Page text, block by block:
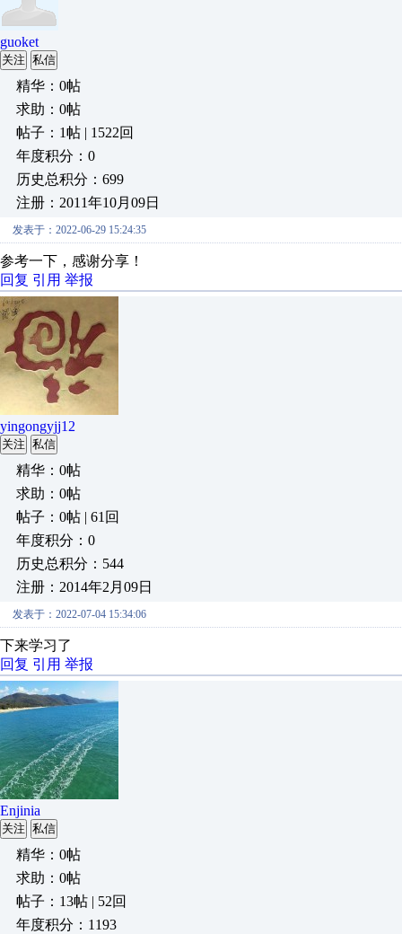
guoket
关注 私信
精华：0帖
求助：0帖
帖子：1帖 | 1522回
年度积分：0
历史总积分：699
注册：2011年10月09日
发表于：2022-06-29 15:24:35
参考一下，感谢分享！
回复 引用 举报
yingongyjj12
关注 私信
精华：0帖
求助：0帖
帖子：0帖 | 61回
年度积分：0
历史总积分：544
注册：2014年2月09日
发表于：2022-07-04 15:34:06
下来学习了
回复 引用 举报
Enjinia
关注 私信
精华：0帖
求助：0帖
帖子：13帖 | 52回
年度积分：1193